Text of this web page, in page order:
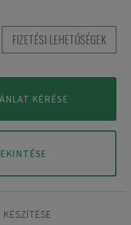
FIZETÉSI LEHETŐSÉGEK
KÉRÉSE
KÉSZÍTÉSE